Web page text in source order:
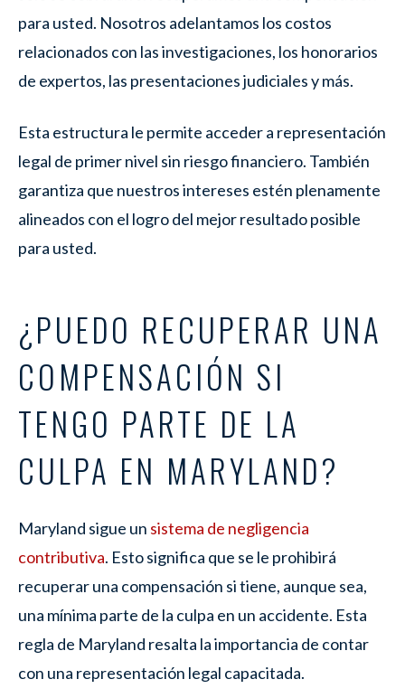
para usted. Nosotros adelantamos los costos
relacionados con las investigaciones, los honorarios
de expertos, las presentaciones judiciales y más.
Esta estructura le permite acceder a representación
legal de primer nivel sin riesgo financiero. También
garantiza que nuestros intereses estén plenamente
alineados con el logro del mejor resultado posible
para usted.
¿PUEDO RECUPERAR UNA
COMPENSACIÓN SI
TENGO PARTE DE LA
CULPA EN MARYLAND?
Maryland sigue un sistema de negligencia
contributiva. Esto significa que se le prohibirá
recuperar una compensación si tiene, aunque sea,
una mínima parte de la culpa en un accidente. Esta
regla de Maryland resalta la importancia de contar
con una representación legal capacitada.